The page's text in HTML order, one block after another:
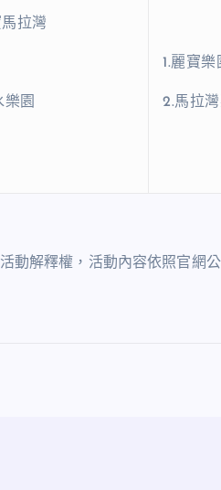
拉灣
樂園
1.麗寶樂
2.馬拉
動解釋權，活動內容依照官網